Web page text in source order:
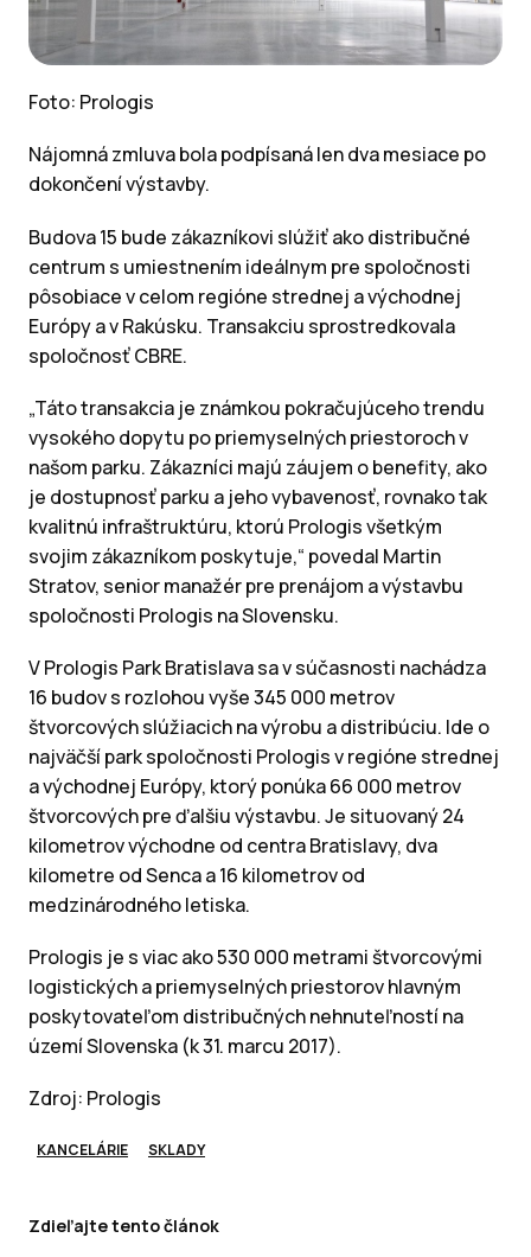
Foto: Prologis
Nájomná zmluva bola podpísaná len dva mesiace po
dokončení výstavby.
Budova 15 bude zákazníkovi slúžiť ako distribučné
centrum s umiestnením ideálnym pre spoločnosti
pôsobiace v celom regióne strednej a východnej
Európy a v Rakúsku. Transakciu sprostredkovala
spoločnosť CBRE.
„Táto transakcia je známkou pokračujúceho trendu
vysokého dopytu po priemyselných priestoroch v
našom parku. Zákazníci majú záujem o benefity, ako
je dostupnosť parku a jeho vybavenosť, rovnako tak
kvalitnú infraštruktúru, ktorú Prologis všetkým
svojim zákazníkom poskytuje,“ povedal Martin
Stratov, senior manažér pre prenájom a výstavbu
spoločnosti Prologis na Slovensku.
V Prologis Park Bratislava sa v súčasnosti nachádza
16 budov s rozlohou vyše 345 000 metrov
štvorcových slúžiacich na výrobu a distribúciu. Ide o
najväčší park spoločnosti Prologis v regióne strednej
a východnej Európy, ktorý ponúka 66 000 metrov
štvorcových pre ďalšiu výstavbu. Je situovaný 24
kilometrov východne od centra Bratislavy, dva
kilometre od Senca a 16 kilometrov od
medzinárodného letiska.
Prologis je s viac ako 530 000 metrami štvorcovými
logistických a priemyselných priestorov hlavným
poskytovateľom distribučných nehnuteľností na
území Slovenska (k 31. marcu 2017).
Zdroj: Prologis
KANCELÁRIE SKLADY
Zdieľajte tento článok